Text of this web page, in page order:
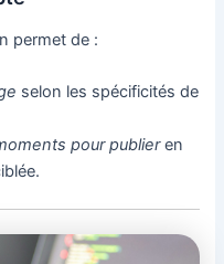
permet de :
selon les spécificités de
pour publieren